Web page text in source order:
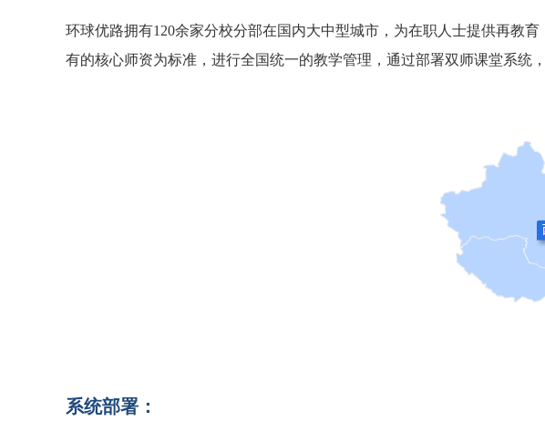
环球优路拥有120余家分校分部在国内大中型城市，为在职人士提供再教
有的核心师资为标准，进行全国统一的教学管理，通过部署双师课堂系统
系统部署：